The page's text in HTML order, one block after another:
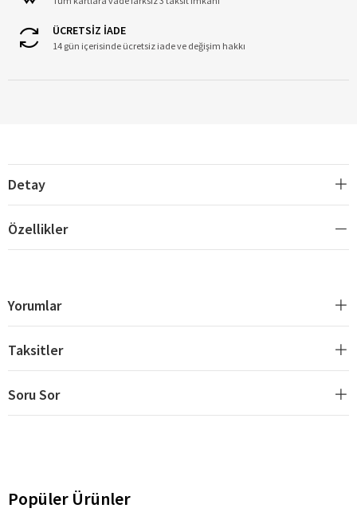
ÜCRETSİZ İADE
14 gün içerisinde ücretsiz iade ve değişim hakkı
Detay
Özellikler
Yorumlar
Taksitler
Soru Sor
Popüler Ürünler